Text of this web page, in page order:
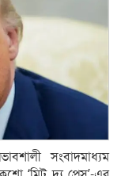
সংবাদমাধ্যম